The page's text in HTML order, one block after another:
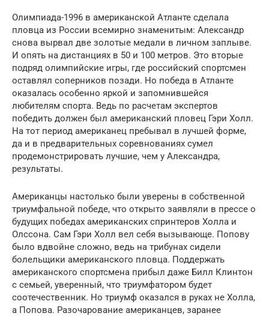
Олимпиада-1996 в американской Атланте сделала
пловца из России всемирно знаменитым: Александр
снова вырвал две золотые медали в личном заплыве.
И опять на дистанциях в 50 и 100 метров. Это вторые
подряд олимпийские игры, где российский спортсмен
оставлял соперников позади. Но победа в Атланте
оказалась особенно яркой и запомнившейся
любителям спорта. Ведь по расчетам экспертов
победить должен был американский пловец Гэри Холл.
На тот период американец пребывал в лучшей форме,
да и в предварительных соревнованиях сумел
продемонстрировать лучшие, чем у Александра,
результаты.
Американцы настолько были уверены в собственной
триумфальной победе, что открыто заявляли в прессе о
будущих победах американских спринтеров Холла и
Олссона. Сам Гэри Холл вел себя вызывающе. Попову
было вдвойне сложно, ведь на трибунах сидели
болельщики американского пловца. Поддержать
американского спортсмена прибыл даже Билл Клинтон
с семьей, уверенный, что триумфатором будет
соотечественник. Но триумф оказался в руках не Холла,
а Попова. Разочарование американцев, заранее